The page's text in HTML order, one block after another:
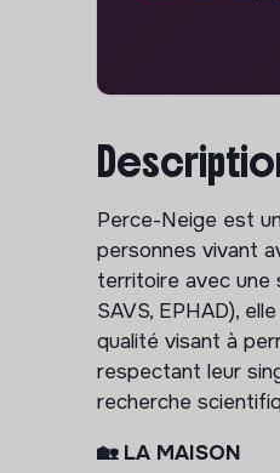
Perce-Neige est
personnes vivant
territoire avec une
SAVS, EPHAD),
qualité visant à
respectant leur
recherche
🏡 LA MAISON